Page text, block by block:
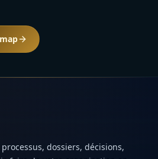
dossiers, décisions,